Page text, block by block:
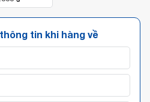
tin khi hàng về